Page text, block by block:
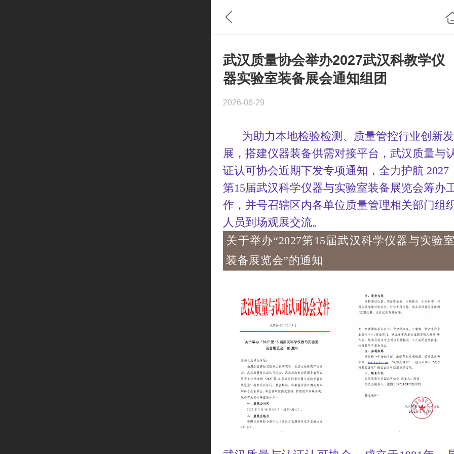
武汉质量协会举办2027武汉科教学仪
器实验室装备展会通知组团
2026-06-29
为助力本地检验检测、质量管控行业创新发
展，搭建仪器装备供需对接平台，武汉质量与
证认可协会近期下发专项通知，全力护航 2027
第15届武汉科学仪器与实验室装备展览会筹办
作，并号召辖区内各单位质量管理相关部门组
人员到场观展交流。
关于举办“2027第15届武汉科学仪器与实验
装备展览会”的通知